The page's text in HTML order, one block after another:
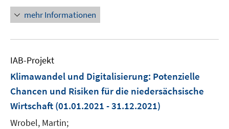
mehr Informationen
IAB-Projekt
Klimawandel und Digitalisierung: Potenzielle
Chancen und Risiken für die niedersächsische
Wirtschaft (01.01.2021 - 31.12.2021)
Wrobel, Martin;